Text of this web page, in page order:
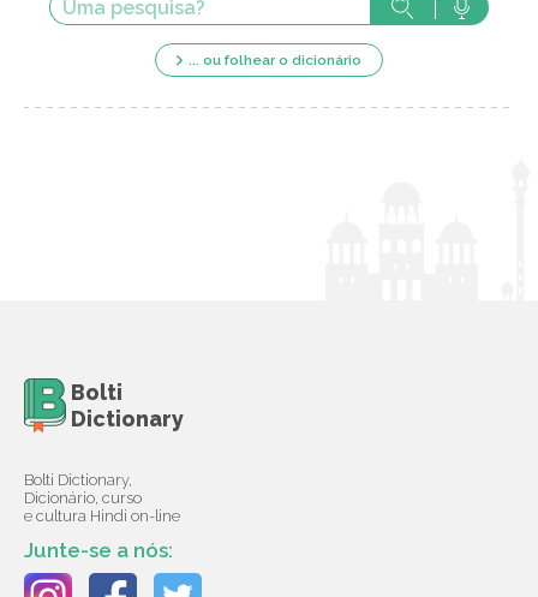
... ou folhear o dicionário
Bolti
Dictionary
Bolti Dictionary,
Dicionário, curso
e cultura Hindi on-line
Junte-se a nós: